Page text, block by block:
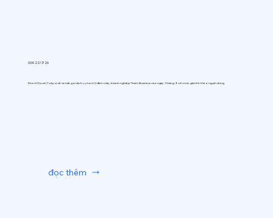
0:00 22/7/26
DirectCloud (Tokyo) sẽ ra mắt gói dịch vụ lưu trữ đám mây doanh nghiệp Team Business vào ngày 1 tháng 9, với mức giá tính theo người dùng.
đọc thêm